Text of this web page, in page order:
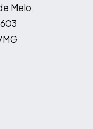
Melo,